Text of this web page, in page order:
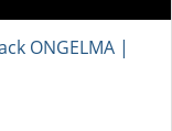
ONGELMA |